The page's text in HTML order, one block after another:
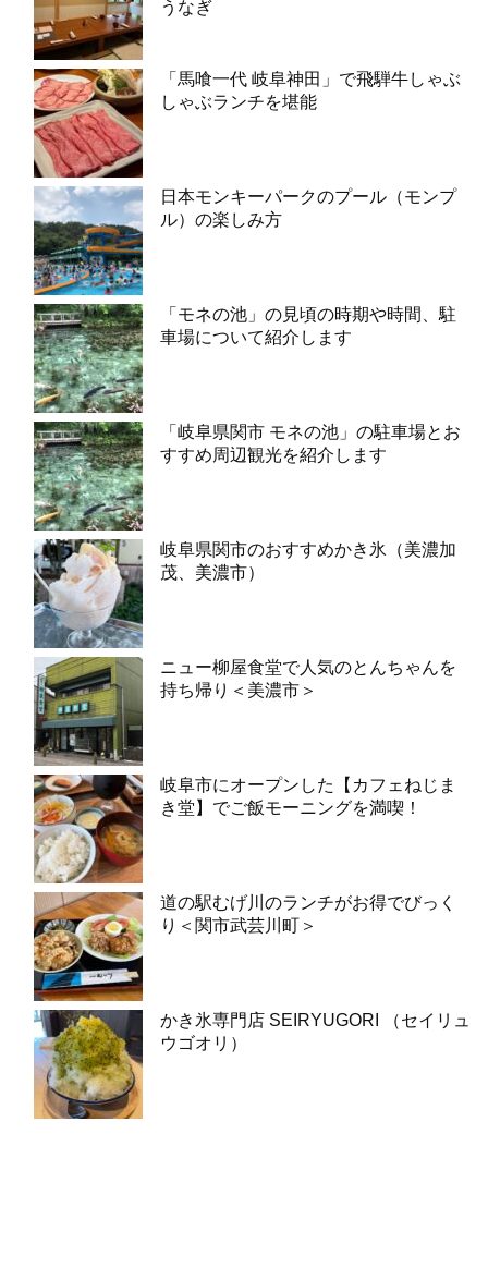
うなぎ
「馬喰一代 岐阜神田」で飛騨牛しゃぶ
しゃぶランチを堪能
日本モンキーパークのプール（モンプ
ル）の楽しみ方
「モネの池」の見頃の時期や時間、駐
車場について紹介します
「岐阜県関市 モネの池」の駐車場とお
すすめ周辺観光を紹介します
岐阜県関市のおすすめかき氷（美濃加
茂、美濃市）
ニュー柳屋食堂で人気のとんちゃんを
持ち帰り＜美濃市＞
岐阜市にオープンした【カフェねじま
き堂】でご飯モーニングを満喫！
道の駅むげ川のランチがお得でびっく
り＜関市武芸川町＞
かき氷専門店 SEIRYUGORI （セイリュ
ウゴオリ）